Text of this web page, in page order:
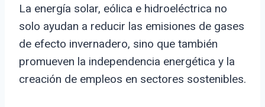
La energía solar, eólica e hidroeléctrica no
solo ayudan a reducir las emisiones de gases
de efecto invernadero, sino que también
promueven la independencia energética y la
creación de empleos en sectores sostenibles.